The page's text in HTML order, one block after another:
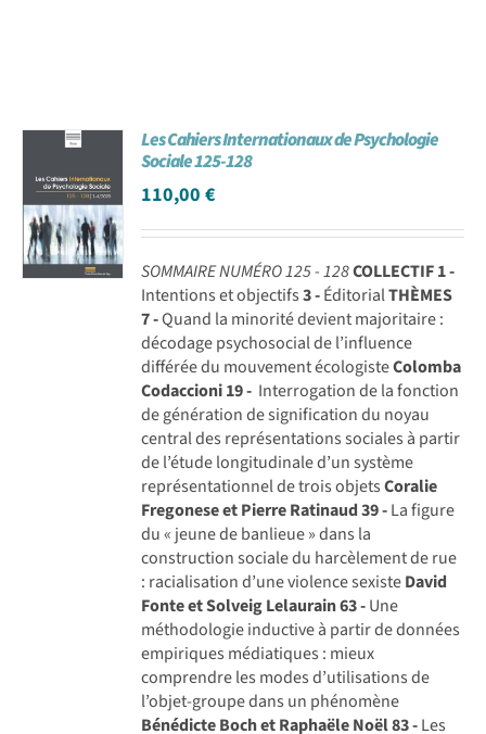
Les Cahiers Internationaux de Psychologie
Sociale 125-128
110,00€
SOMMAIRE NUMÉRO 125 - 128COLLECTIF1 -
Intentions et objectifs3 -ÉditorialTHÈMES
7 -Quand la minorité devient majoritaire :
décodage psychosocial de l’influence
différée du mouvement écologisteColomba
Codaccioni19 - Interrogation de la fonction
de génération de signification du noyau
central des représentations sociales à partir
de l’étude longitudinale d’un système
représentationnel de trois objetsCoralie
Fregonese et Pierre Ratinaud39 -La figure
du « jeune de banlieue » dans la
construction sociale du harcèlement de rue
: racialisation d’une violence sexisteDavid
Fonte et Solveig Lelaurain63 -Une
méthodologie inductive à partir de données
empiriques médiatiques : mieux
comprendre les modes d’utilisations de
l’objet-groupe dans un phénomène
Bénédicte Boch et Raphaële Noël83 -Les